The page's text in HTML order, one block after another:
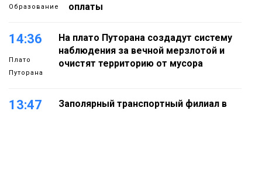
Образование
оплаты
14:36
Плато
Путорана
На плато Путорана создадут систему
наблюдения за вечной мерзлотой и
очистят территорию от мусора
13:47
Заполярный транспортный филиал в